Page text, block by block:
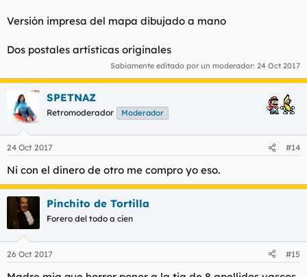
Versión impresa del mapa dibujado a mano
Dos postales artísticas originales
Sabiamente editado por un moderador: 24 Oct 2017
SPETNAZ
Retromoderador Moderador
24 Oct 2017 #14
Ni con el dinero de otro me compro yo eso.
Pinchito de Tortilla
Forero del todo a cien
26 Oct 2017 #15